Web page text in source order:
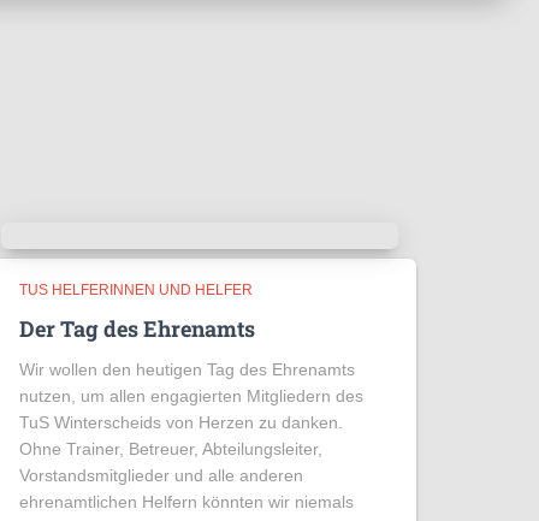
TUS HELFERINNEN UND HELFER
Der Tag des Ehrenamts
Wir wollen den heutigen Tag des Ehrenamts
nutzen, um allen engagierten Mitgliedern des
TuS Winterscheids von Herzen zu danken.
Ohne Trainer, Betreuer, Abteilungsleiter,
Vorstandsmitglieder und alle anderen
ehrenamtlichen Helfern könnten wir niemals